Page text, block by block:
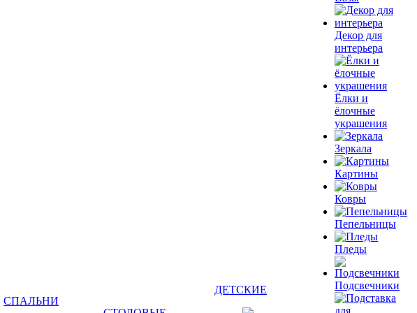
СПАЛЬНИ
ДЕТСКИЕ
Декор для
интерьера
Ёлки и
ёлочные
украшения
Зеркала
Картины
Ковры
Пепельницы
Пледы
Подсвечники